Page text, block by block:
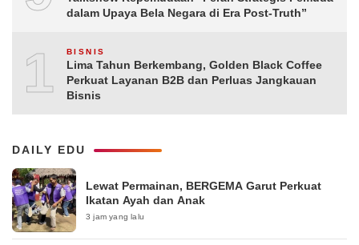
dalam Upaya Bela Negara di Era Post-Truth”
10BISNIS
Lima Tahun Berkembang, Golden Black Coffee
Perkuat Layanan B2B dan Perluas Jangkauan
Bisnis
DAILY EDU
Lewat Permainan, BERGEMA Garut Perkuat
Ikatan Ayah dan Anak
3 jam yang lalu